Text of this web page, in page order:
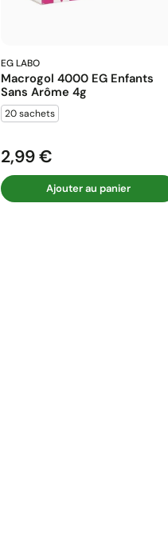
EG LABO
Macrogol 4000 EG Enfants
Sans Arôme 4g
20 sachets
Prix
2,99 €
Ajouter au panier